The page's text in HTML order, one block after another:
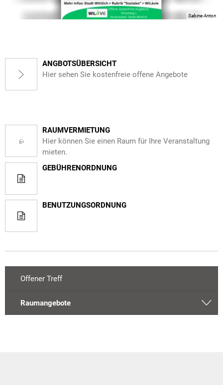
Sabine Anton
ANGBOTSÜBERSICHT
Hier sehen Sie kostenfreie offene Angebote
RAUMVERMIETUNG
Hier können Sie einen Raum für Ihre Veranstaltung
mieten.
GEBÜHRENORDNUNG
BENUTZUNGSORDNUNG
Offener Treff
Raumangebote